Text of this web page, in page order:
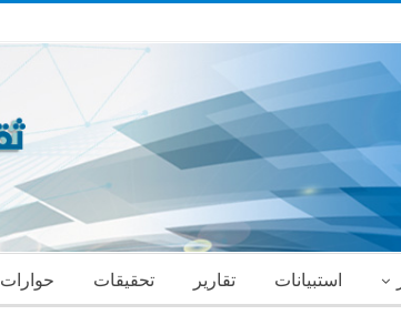
استبيانات تقارير تحقيقات حوارات